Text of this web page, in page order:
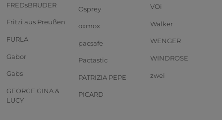
FREDsBRUDER
Fritzi aus Preußen
FURLA
Gabor
Gabs
GEORGE GINA &
LUCY
Osprey
oxmox
pacsafe
Pactastic
PATRIZIA PEPE
PICARD
VOi
Walker
WENGER
WINDROSE
zwei